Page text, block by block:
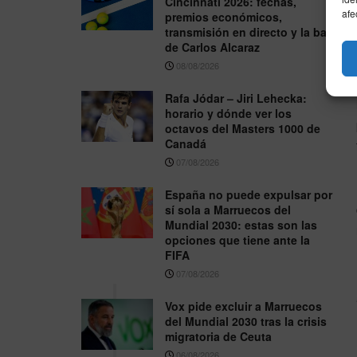
premios económicos,
transmisión en directo y la baja
de Carlos Alcaraz
08/08/2026
Rafa Jódar – Jiri Lehecka:
horario y dónde ver los
octavos del Masters 1000 de
Canadá
07/08/2026
España no puede expulsar por
sí sola a Marruecos del
Mundial 2030: estas son las
opciones que tiene ante la
FIFA
07/08/2026
Vox pide excluir a Marruecos
del Mundial 2030 tras la crisis
migratoria de Ceuta